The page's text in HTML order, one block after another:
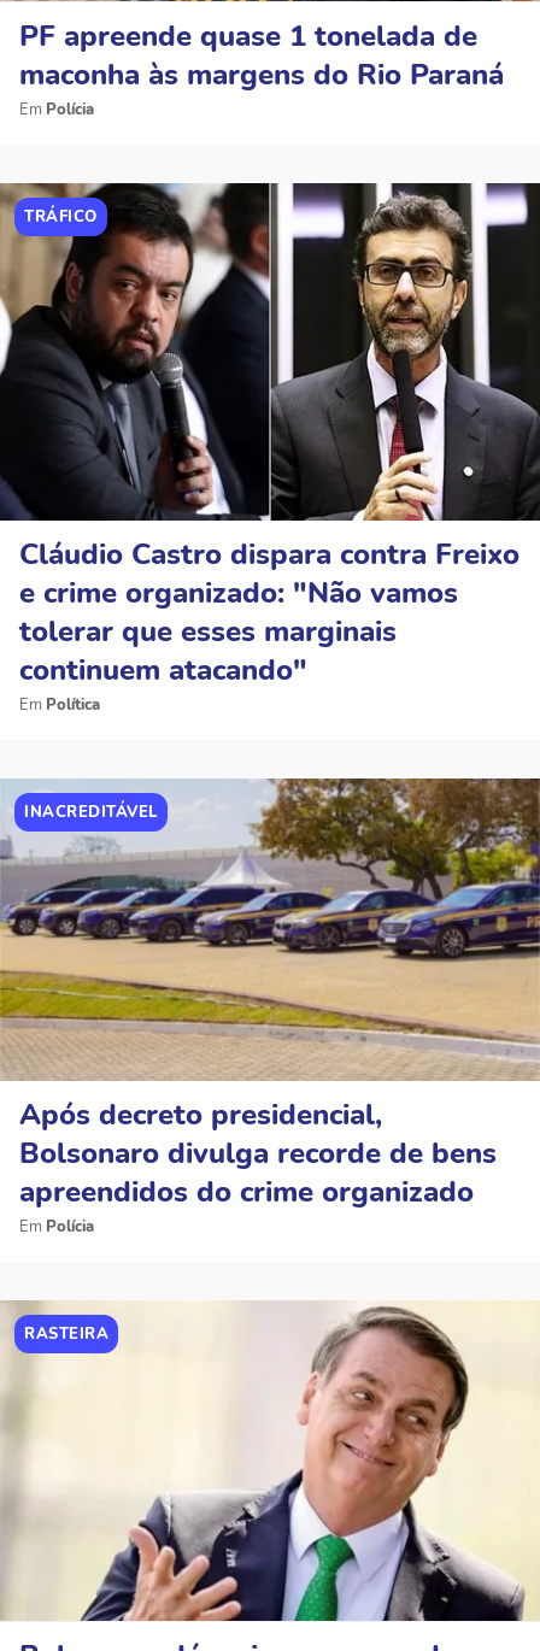
PF apreende quase 1 tonelada de
maconha às margens do Rio Paraná
Polícia
TRÁFICO
Cláudio Castro dispara contra Freixo
e crime organizado: "Não vamos
tolerar que esses marginais
continuem atacando"
Política
INACREDITÁVEL
Após decreto presidencial,
Bolsonaro divulga recorde de bens
apreendidos do crime organizado
Polícia
RASTEIRA